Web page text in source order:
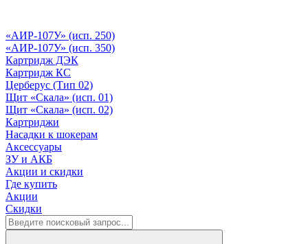
«АИР-107У» (исп. 250)
«АИР-107У» (исп. 350)
Картридж ДЭК
Картридж КС
Церберус (Тип 02)
Щит «Скала» (исп. 01)
Щит «Скала» (исп. 02)
Картриджи
Насадки к шокерам
Аксессуары
ЗУ и АКБ
Акции и скидки
Где купить
Акции
Скидки